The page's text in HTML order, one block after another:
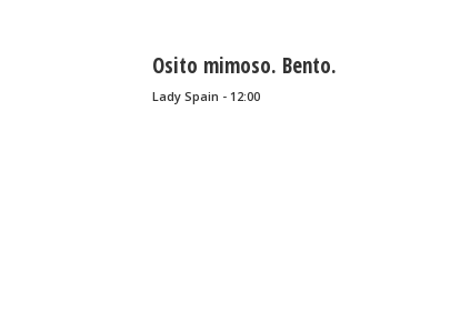
Osito mimoso. Bento.
Lady Spain - 12:00